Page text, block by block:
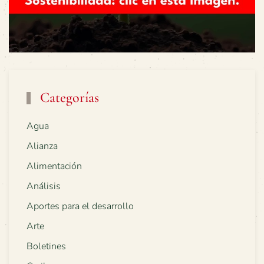
Categorías
Agua
Alianza
Alimentación
Análisis
Aportes para el desarrollo
Arte
Boletines